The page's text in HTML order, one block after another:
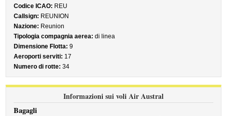
Codice ICAO: REU
Callsign: REUNION
Nazione: Reunion
Tipologia compagnia aerea: di linea
Dimensione Flotta: 9
Aeroporti serviti: 17
Numero di rotte: 34
Informazioni sui voli Air Austral
Bagagli